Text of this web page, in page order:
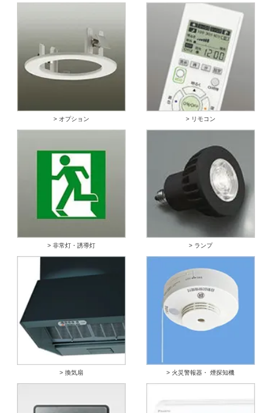
> オプション > リモコン
> 非常灯・誘導灯 > ランプ
> 換気扇 > 火災警報器・ 煙探知機